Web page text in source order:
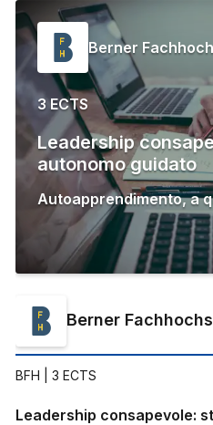
Berner
3 ECTS
Leadership
autonomo guidato
Autoapprendimento,a
Berner
BFH | 3 ECTS
Leadership consapevole: